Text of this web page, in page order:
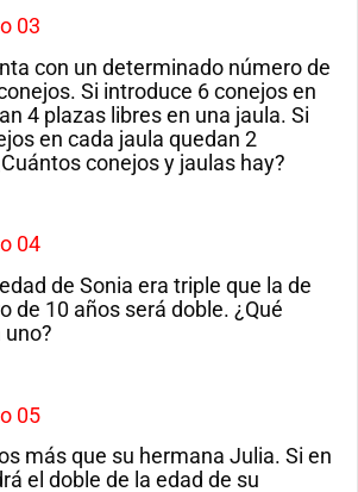
03
con un determinado número de
Si introduce 6 conejos en
4 plazas libres en una jaula. Si
en cada jaula quedan 2
conejos y jaulas hay?
04
de Sonia era triple que la de
de 10 años será doble. ¿Qué
05
más que su hermana Julia. Si en
el doble de la edad de su